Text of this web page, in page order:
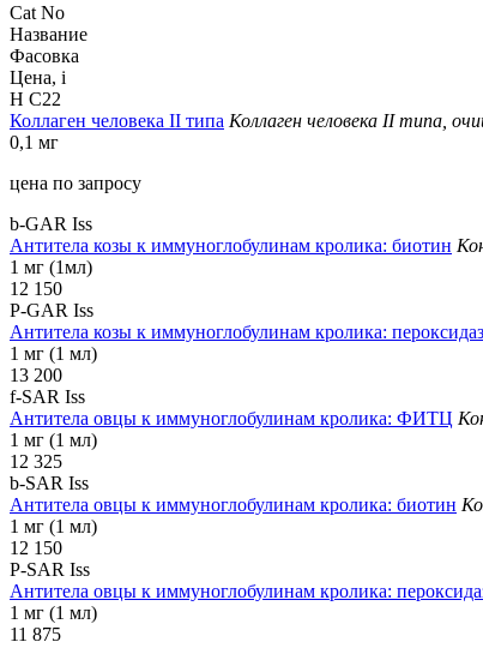
Cat No
Название
Фасовка
Цена, i
H C22
Коллаген человека II типа Коллаген человека II типа,
0,1 мг
цена по запросу
b-GAR Iss
Антитела козы к иммуноглобулинам кролика: биотин
1 мг (1мл)
12 150
P-GAR Iss
Антитела козы к иммуноглобулинам кролика:
1 мг (1 мл)
13 200
f-SAR Iss
Антитела овцы к иммуноглобулинам кролика: ФИТЦ
1 мг (1 мл)
12 325
b-SAR Iss
Антитела овцы к иммуноглобулинам кролика: биотин
1 мг (1 мл)
12 150
P-SAR Iss
Антитела овцы к иммуноглобулинам кролика:
1 мг (1 мл)
11 875